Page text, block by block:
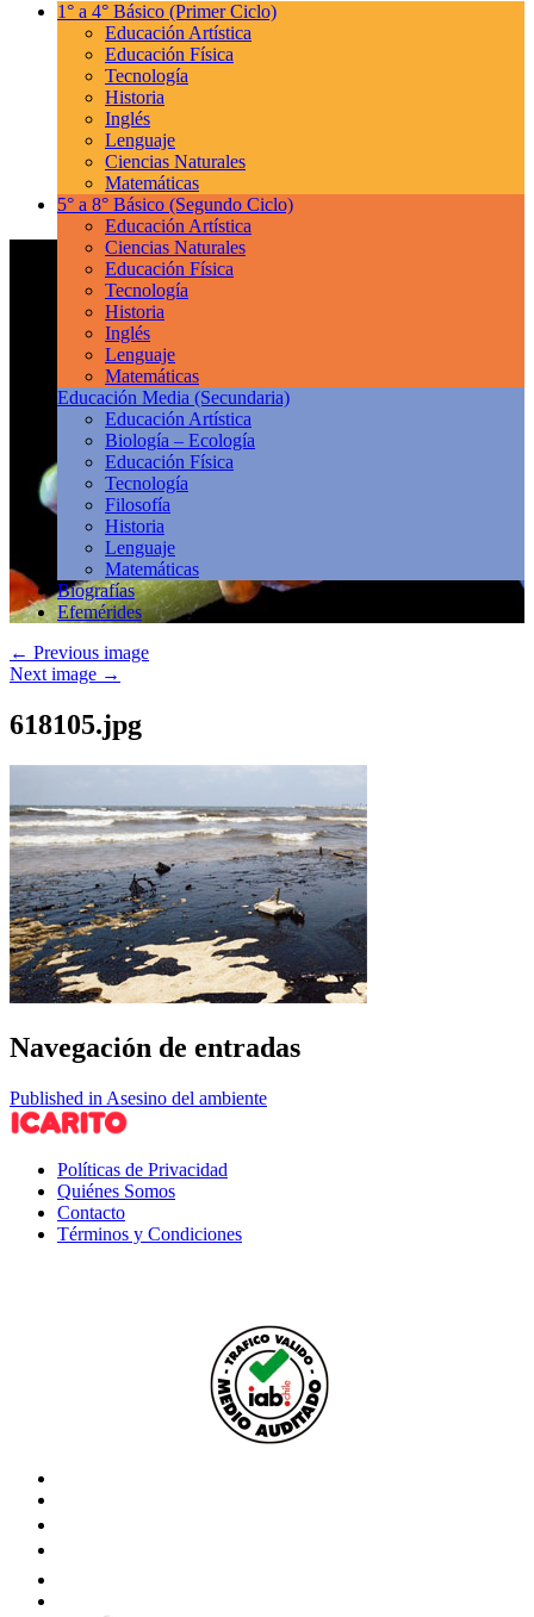
1° a 4° Básico (Primer Ciclo)
Educación Artística
Educación Física
Tecnología
Historia
Inglés
Lenguaje
Ciencias Naturales
Matemáticas
5° a 8° Básico (Segundo Ciclo)
Educación Artística
Ciencias Naturales
Educación Física
Tecnología
Historia
Inglés
Lenguaje
Matemáticas
Educación Media (Secundaria)
Educación Artística
Biología – Ecología
Educación Física
Tecnología
Filosofía
Historia
Lenguaje
Matemáticas
Biografías
Efemérides
← Previous image
Next image →
618105.jpg
Navegación de entradas
Published in Asesino del ambiente
Políticas de Privacidad
Quiénes Somos
Contacto
Términos y Condiciones